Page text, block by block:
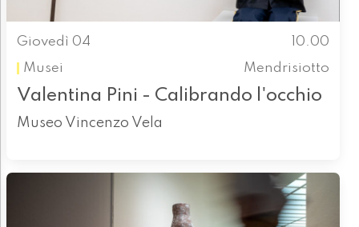
Giovedì 04
10.00
Musei
Mendrisiotto
Valentina Pini - Calibrando l'occhio
Museo Vincenzo Vela